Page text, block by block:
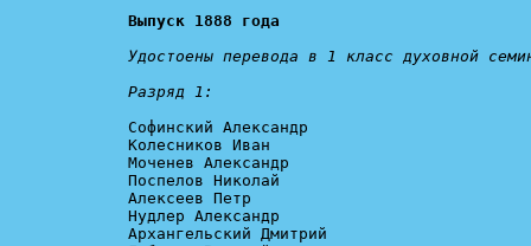
Выпуск 1888 года
Удостоены перевода в 1 класс духовной
Разряд 1:
Софинский Александр
Колесников Иван
Моченев Александр
Поспелов Николай
Алексеев Петр
Нудлер Александр
Архангельский Дмитрий